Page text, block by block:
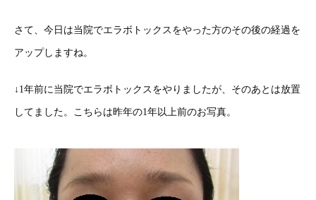
さて、今日は当院でエラボトックスをやった方のその後の経過を
アップしますね。
↓1年前に当院でエラボトックスをやりましたが、そのあとは放置
してました。こちらは昨年の1年以上前のお写真。